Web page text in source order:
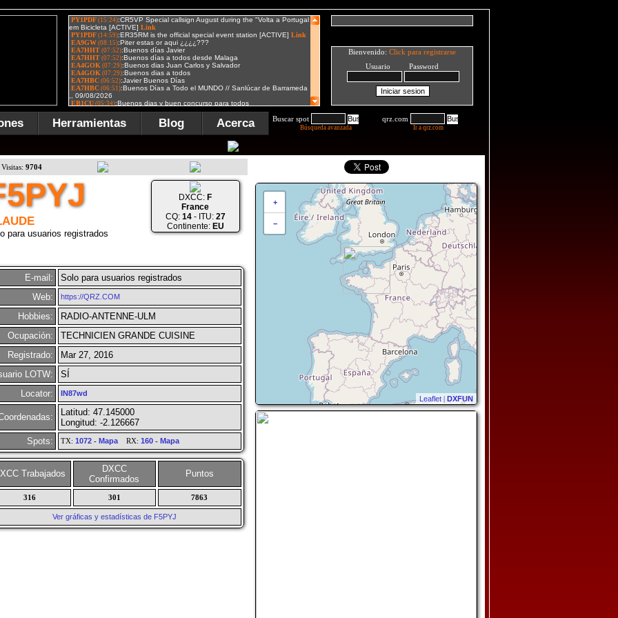
Bienvenido: Click para registrarse
Usuario Password
Herramientas Blog Acerca Buscar spot
Búsqueda avanzada
qrz.com
Ir a qrz.com
Visitas: 9704
+
−
Leaflet | DXFUN
para usuarios registrados
DXCC: F
France
CQ: 14- ITU: 27
Continente: EU
E-mail:
Solo para usuarios registrados
Web:
https://QRZ.COM
Hobbies:
RADIO-ANTENNE-ULM
Ocupación:
TECHNICIEN GRANDE CUISINE
Registrado:
Mar 27, 2016
LOTW:
SÍ
Locator:
IN87wd
Latitud: 47.145000
Longitud: -2.126667
Spots:
TX: 1072- MapaRX: 160- Mapa
Trabajados
DXCC
Confirmados
Puntos
316 301 7863
Ver gráficas y estadísticas de F5PYJ